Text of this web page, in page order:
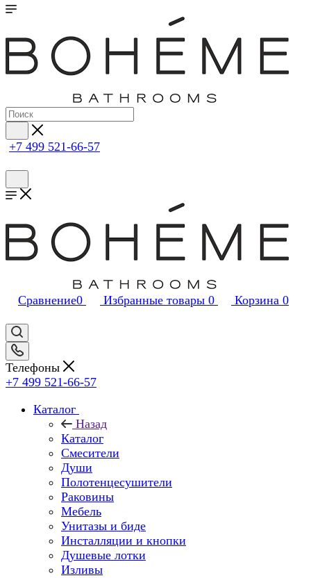
+7 499 521-66-57
Сравнение0 Избранные товары 0 Корзина 0
Телефоны
+7 499 521-66-57
Каталог
Назад
Каталог
Смесители
Души
Полотенцесушители
Раковины
Мебель
Унитазы и биде
Инсталляции и кнопки
Душевые лотки
Изливы